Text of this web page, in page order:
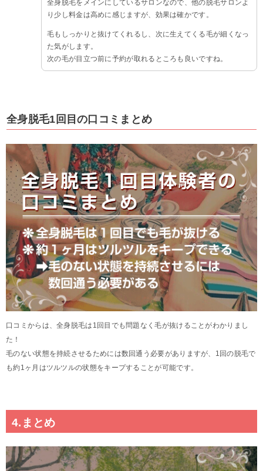
全身脱毛をメインにしているサロンなので、他の脱毛サロンよ
り少し料金は高めに感じますが、効果は確かです。
毛もしっかりと抜けてくれるし、次に生えてくる毛が細くなっ
た気がします。
次の毛が目立つ前に予約が取れるところも良いですね。
全身脱毛1回目の口コミまとめ
口コミからは、全身脱毛は1回目でも問題なく毛が抜けることがわかりまし
た！
毛のない状態を持続させるためには数回通う必要がありますが、1回の脱毛で
も約1ヶ月はツルツルの状態をキープすることが可能です。
4.まとめ